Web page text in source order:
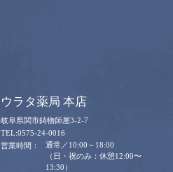
ウラタ薬局 本店
岐阜県関市鋳物師屋3-2-7
0575-24-0016
通常／10:00～18:00
（日・祝のみ：休憩12:00〜
13:30）